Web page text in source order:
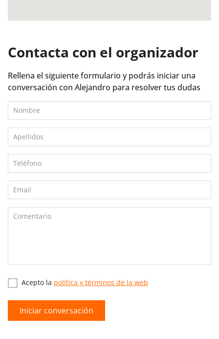
Contacta con el organizador
Rellena el siguiente formulario y podrás iniciar una
conversación con Alejandro para resolver tus dudas
Acepto la política y términos de la web
Iniciar conversación